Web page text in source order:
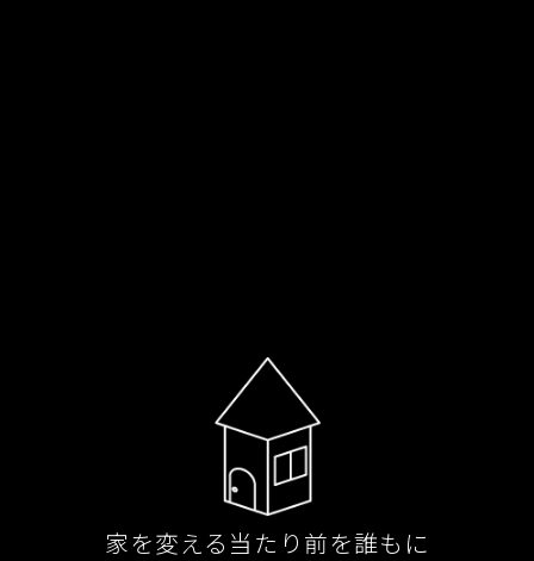
家を変える当たり前を誰もに